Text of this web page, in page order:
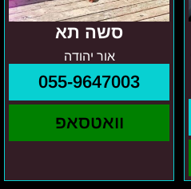
סשה תא
אור יהודה
055-9647003
וואטסאפ